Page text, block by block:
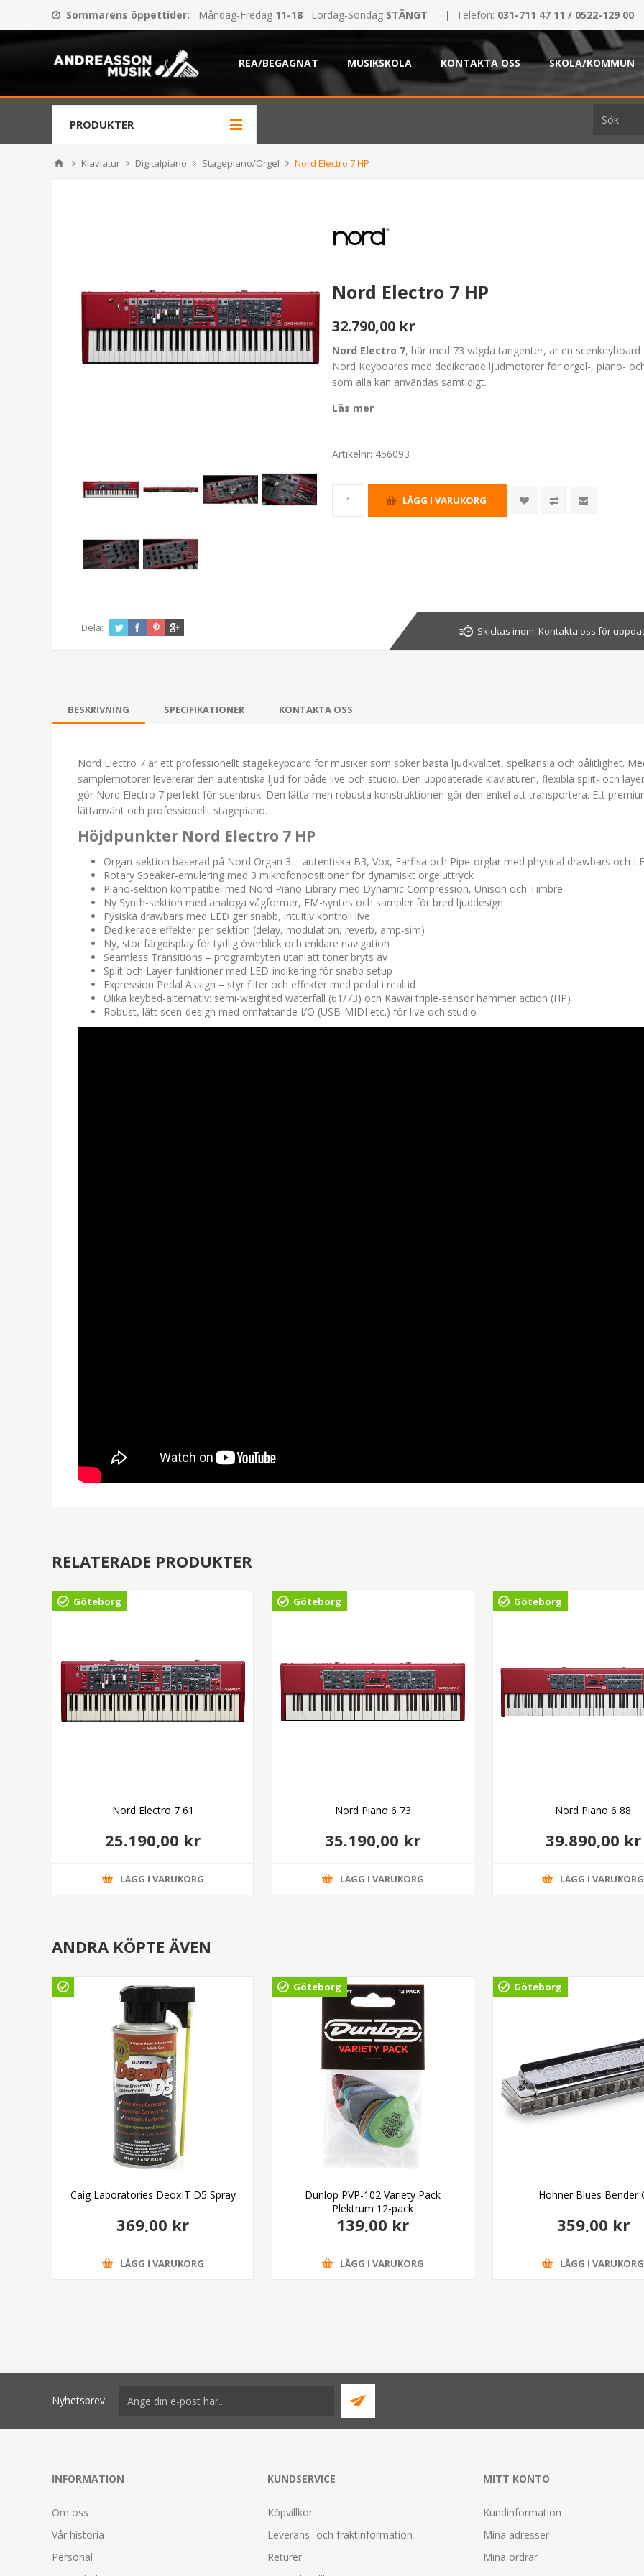
Sommarens öppettider: Måndag-Fredag 11-18 Lördag-Söndag STÄNGT | Telefon: 031-711 47 11 / 0522-129 00
REA/BEGAGNAT MUSIKSKOLA KONTAKTA OSS SKOLA/KOMMUN
PRODUKTER
Klaviatur Digitalpiano Stagepiano/Orgel Nord Electro 7 HP
Nord Electro 7 HP
32.790,00 kr
Nord Electro 7, här med 73 vägda tangenter, är en scenkeyboard
Nord Keyboards med dedikerade ljudmotorer för orgel-, piano-
som alla kan användas samtidigt.
Läs mer
Artikelnr: 456093
Dela: Skickas inom: Kontakta oss för
BESKRIVNING SPECIFIKATIONER KONTAKTA OSS
Nord Electro 7 är ett professionellt stagekeyboard för musiker som söker bästa ljudkvalitet, spelkänsla och pålitlighet.
samplemotorer levererar den autentiska ljud för både live och studio. Den uppdaterade klaviaturen, flexibla split- och
gör Nord Electro 7 perfekt för scenbruk. Den lätta men robusta konstruktionen gör den enkel att transportera. Ett
lättanvänt och professionellt stagepiano.
Höjdpunkter Nord Electro 7 HP
Organ-sektion baserad på Nord Organ 3 – autentiska B3, Vox, Farfisa och Pipe-orglar med physical drawbars och
Rotary Speaker-emulering med 3 mikrofonpositioner för dynamiskt orgeluttryck
Piano-sektion kompatibel med Nord Piano Library med Dynamic Compression, Unison och Timbre
Ny Synth-sektion med analoga vågformer, FM-syntes och sampler för bred ljuddesign
Fysiska drawbars med LED ger snabb, intuitiv kontroll live
Dedikerade effekter per sektion (delay, modulation, reverb, amp-sim)
Ny, stor färgdisplay för tydlig överblick och enklare navigation
Seamless Transitions – programbyten utan att toner bryts av
Split och Layer-funktioner med LED-indikering för snabb setup
Expression Pedal Assign – styr filter och effekter med pedal i realtid
Olika keybed-alternativ: semi-weighted waterfall (61/73) och Kawai triple-sensor hammer action (HP)
Robust, lätt scen-design med omfattande I/O (USB-MIDI etc.) för live och studio
RELATERADE PRODUKTER
Göteborg
Nord Electro 7 61
25.190,00 kr
LÄGG I VARUKORG
Göteborg
Nord Piano 6 73
35.190,00 kr
LÄGG I VARUKORG
Göteborg
Nord Piano 6 88
39.890,00 kr
LÄGG I VARUKORG
ANDRA KÖPTE ÄVEN
Caig Laboratories DeoxIT D5 Spray
369,00 kr
LÄGG I VARUKORG
Göteborg
Dunlop PVP-102 Variety Pack
Plektrum 12-pack
139,00 kr
LÄGG I VARUKORG
Göteborg
Hohner Blues Bender
359,00 kr
LÄGG I VARUKORG
Nyhetsbrev
INFORMATION
Om oss
Vår historia
Personal
KUNDSERVICE
Köpvillkor
Leverans- och fraktinformation
Returer
MITT KONTO
Kundinformation
Mina adresser
Mina ordrar